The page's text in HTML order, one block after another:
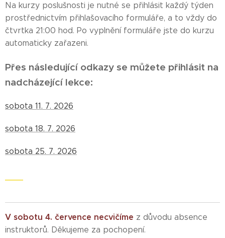
Na kurzy poslušnosti je nutné se přihlásit každý týden
prostřednictvím přihlašovacího formuláře, a to vždy do
čtvrtka 21:00 hod. Po vyplnění formuláře jste do kurzu
automaticky zařazeni.
Přes následující odkazy se můžete přihlásit na
nadcházející lekce:
sobota 11. 7. 2026
sobota 18. 7. 2026
sobota 25. 7. 2026
V sobotu 4. července necvičíme z důvodu absence
instruktorů. Děkujeme za pochopení.